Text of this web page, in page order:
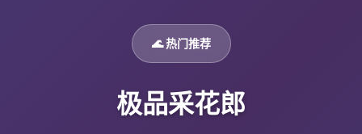
🌊 热门推荐
极品采花郎